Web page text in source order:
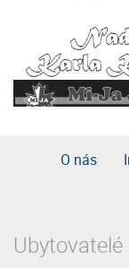
O nás
Ubytovatelé